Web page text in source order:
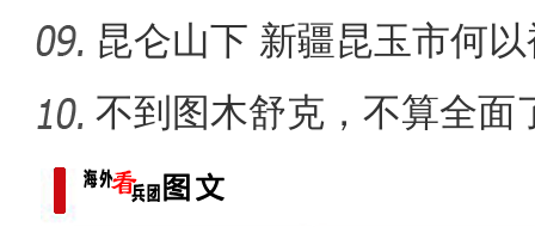
出
昆仑山下 新疆昆玉市何以
不到图木舒克，不算全面
团